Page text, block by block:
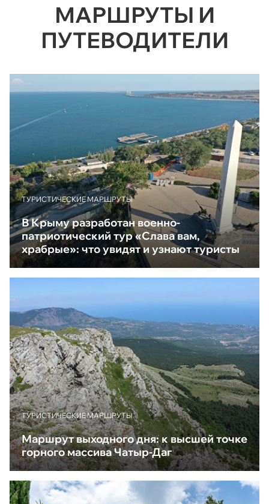
МАРШРУТЫ И
ПУТЕВОДИТЕЛИ
ТУРИСТИЧЕСКИЕ МАРШРУТЫ
В Крыму разработан военно-
патриотический тур «Слава вам,
храбрые»: что увидят и узнают туристы
ТУРИСТИЧЕСКИЕ МАРШРУТЫ
Маршрут выходного дня: к высшей точке
горного массива Чатыр-Даг